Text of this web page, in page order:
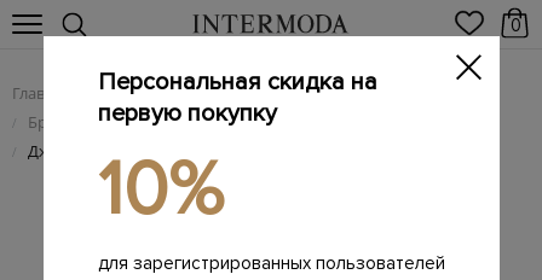
0
Главная Женщинам / Женская одежда
/ Брендовая женская спортивная одежда
/ Джоггеры из шерстяной пряжи с добавлением кашемира
Персональная скидка на
первую покупку
10%
для зарегистрированных пользователей